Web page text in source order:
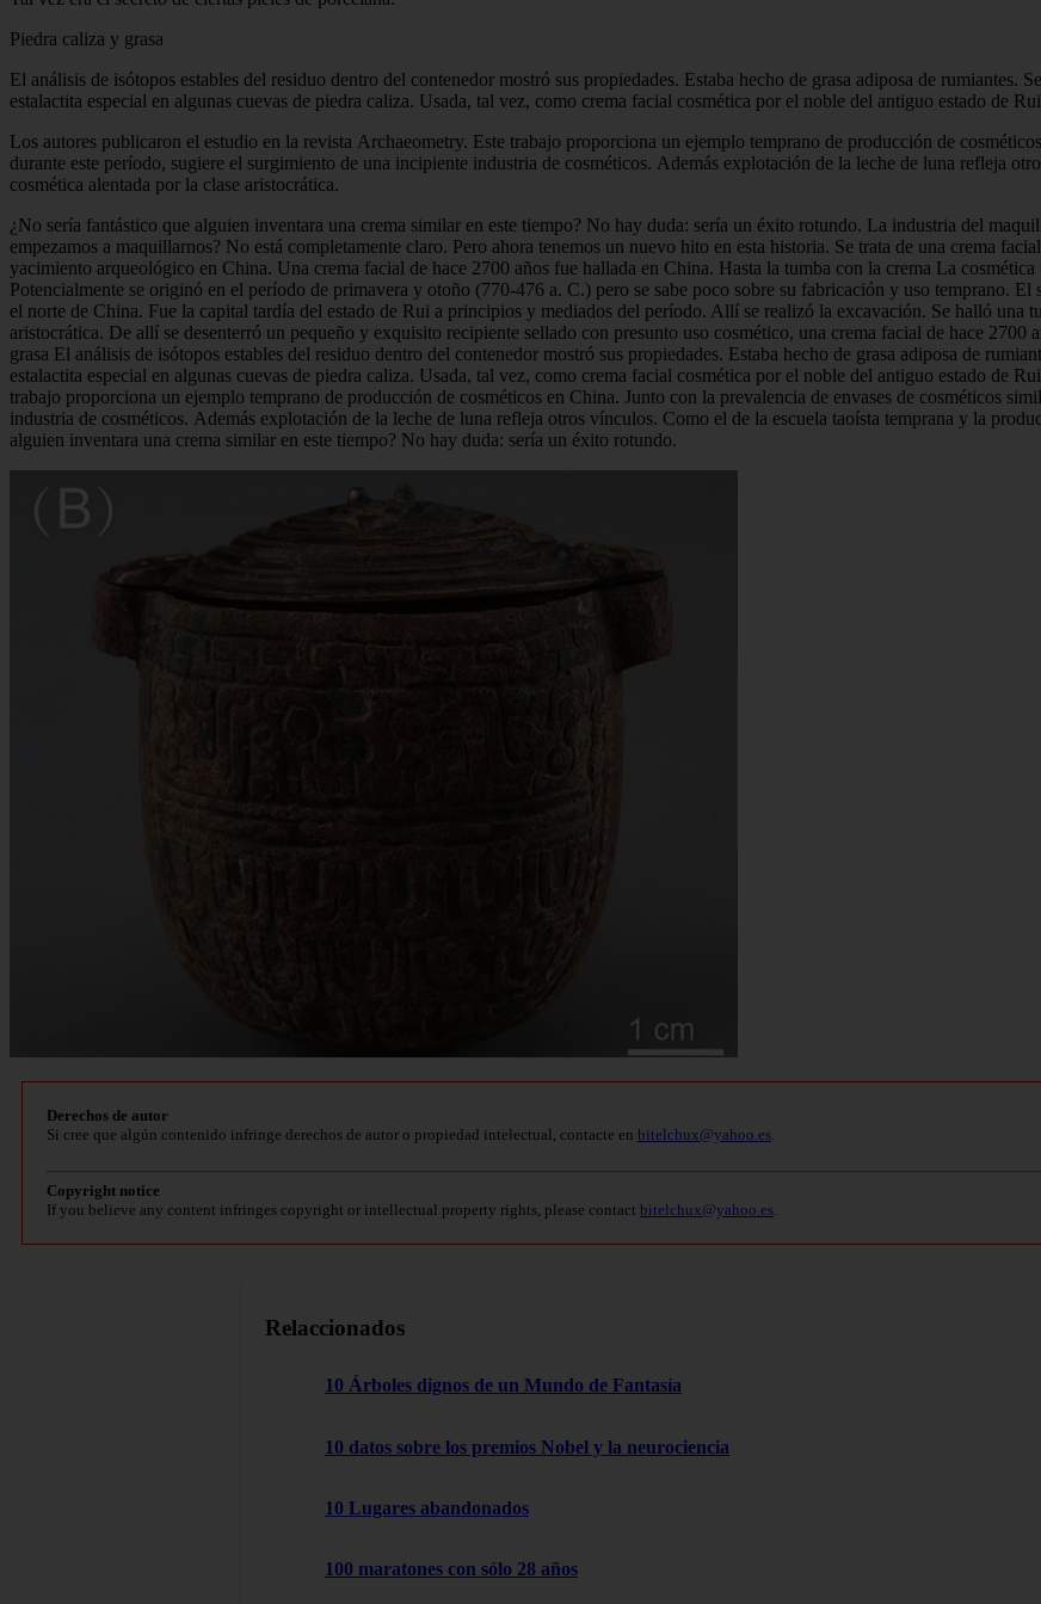
Piedra caliza y grasa
El análisis de isótopos estables del residuo dentro del contenedor mostró sus propiedades. Estaba hecho de grasa adiposa de rumiantes.
estalactita especial en algunas cuevas de piedra caliza. Usada, tal vez, como crema facial cosmética por el noble del antiguo estado de
Los autores publicaron el estudio en la revista Archaeometry. Este trabajo proporciona un ejemplo temprano de producción de
durante este período, sugiere el surgimiento de una incipiente industria de cosméticos. Además explotación de la leche de luna refleja
cosmética alentada por la clase aristocrática.
¿No sería fantástico que alguien inventara una crema similar en este tiempo? No hay duda: sería un éxito rotundo. La industria del
empezamos a maquillarnos? No está completamente claro. Pero ahora tenemos un nuevo hito en esta historia. Se trata de una crema
yacimiento arqueológico en China. Una crema facial de hace 2700 años fue hallada en China. Hasta la tumba con la crema La
Potencialmente se originó en el período de primavera y otoño (770-476 a. C.) pero se sabe poco sobre su fabricación y uso temprano.
el norte de China. Fue la capital tardía del estado de Rui a principios y mediados del período. Allí se realizó la excavación. Se halló una
aristocrática. De allí se desenterró un pequeño y exquisito recipiente sellado con presunto uso cosmético, una crema facial de hace 2700
grasa El análisis de isótopos estables del residuo dentro del contenedor mostró sus propiedades. Estaba hecho de grasa adiposa de
estalactita especial en algunas cuevas de piedra caliza. Usada, tal vez, como crema facial cosmética por el noble del antiguo estado de
trabajo proporciona un ejemplo temprano de producción de cosméticos en China. Junto con la prevalencia de envases de cosméticos
industria de cosméticos. Además explotación de la leche de luna refleja otros vínculos. Como el de la escuela taoísta temprana y la
alguien inventara una crema similar en este tiempo? No hay duda: sería un éxito rotundo.
Derechos de autor
Si cree que algún contenido infringe derechos de autor o propiedad intelectual, contacte en bitelchux@yahoo.es
Copyright notice
If you believe any content infringes copyright or intellectual property rights, please contact bitelchux@yahoo.es
Relaccionados
10 Árboles dignos de un Mundo de Fantasía
10 datos sobre los premios Nobel y la neurociencia
10 Lugares abandonados
100 maratones con sólo 28 años